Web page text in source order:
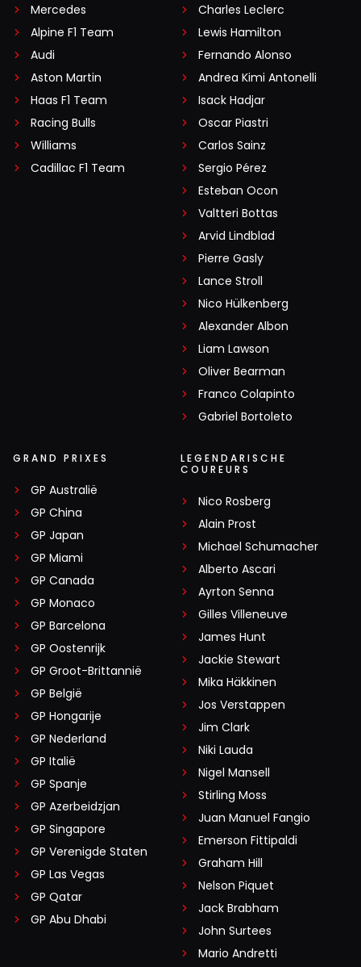
Mercedes
Alpine F1 Team
Audi
Aston Martin
Haas F1 Team
Racing Bulls
Williams
Cadillac F1 Team
Charles Leclerc
Lewis Hamilton
Fernando Alonso
Andrea Kimi Antonelli
Isack Hadjar
Oscar Piastri
Carlos Sainz
Sergio Pérez
Esteban Ocon
Valtteri Bottas
Arvid Lindblad
Pierre Gasly
Lance Stroll
Nico Hülkenberg
Alexander Albon
Liam Lawson
Oliver Bearman
Franco Colapinto
Gabriel Bortoleto
GRAND PRIXES
GP Australië
GP China
GP Japan
GP Miami
GP Canada
GP Monaco
GP Barcelona
GP Oostenrijk
GP Groot-Brittannië
GP België
GP Hongarije
GP Nederland
GP Italië
GP Spanje
GP Azerbeidzjan
GP Singapore
GP Verenigde Staten
GP Las Vegas
GP Qatar
GP Abu Dhabi
LEGENDARISCHE
COUREURS
Nico Rosberg
Alain Prost
Michael Schumacher
Alberto Ascari
Ayrton Senna
Gilles Villeneuve
James Hunt
Jackie Stewart
Mika Häkkinen
Jos Verstappen
Jim Clark
Niki Lauda
Nigel Mansell
Stirling Moss
Juan Manuel Fangio
Emerson Fittipaldi
Graham Hill
Nelson Piquet
Jack Brabham
John Surtees
Mario Andretti